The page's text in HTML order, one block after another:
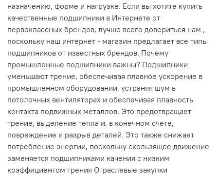
назначению, форме и нагрузке. Если вы хотите купить
качественные подшипники в Интернете от
первоклассных брендов, лучше всего довериться нам ,
поскольку наш интернет - магазин предлагает все типы
подшипников от известных брендов. Почему
промышленные подшипники важны? Подшипники
уменьшают трение, обеспечивая плавное ускорение в
промышленном оборудовании, устраняя шум в
потолочных вентиляторах и обеспечивая плавность
контакта подвижных металлов. Это предотвращает
трение, выделение тепла и, в конечном счете,
повреждение и разрыв деталей. Это также снижает
потребление энергии, поскольку скользящее движение
заменяется подшипниками качения с низким
коэффициентом трения Отраслевые закупки